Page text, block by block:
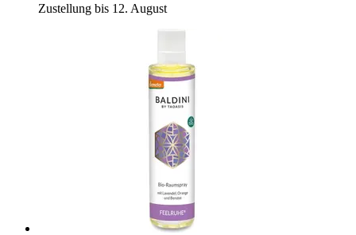
Zustellung bis 12. August